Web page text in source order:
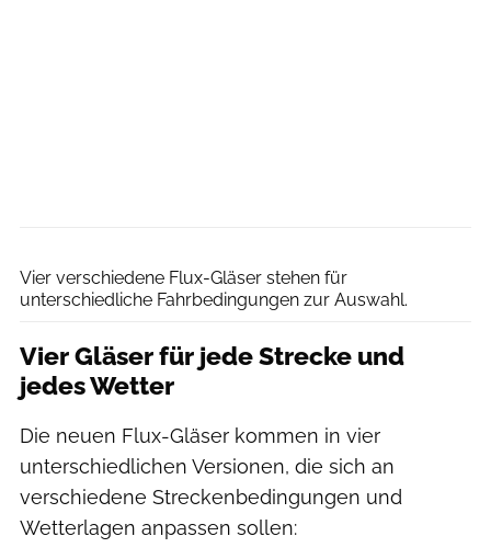
Vier verschiedene Flux-Gläser stehen für
unterschiedliche Fahrbedingungen zur Auswahl.
Vier Gläser für jede Strecke und
jedes Wetter
Die neuen Flux-Gläser kommen in vier
unterschiedlichen Versionen, die sich an
verschiedene Streckenbedingungen und
Wetterlagen anpassen sollen: